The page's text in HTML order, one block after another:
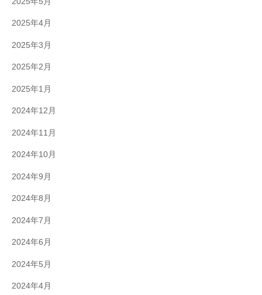
2025年4月
2025年3月
2025年2月
2025年1月
2024年12月
2024年11月
2024年10月
2024年9月
2024年8月
2024年7月
2024年6月
2024年5月
2024年4月